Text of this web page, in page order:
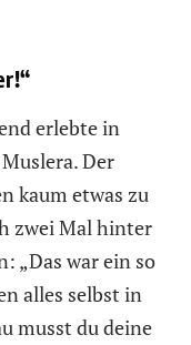
erlebte in
Der
kaum etwas zu
zwei Mal hinter
„Das war ein so
alles selbst in
musst du deine